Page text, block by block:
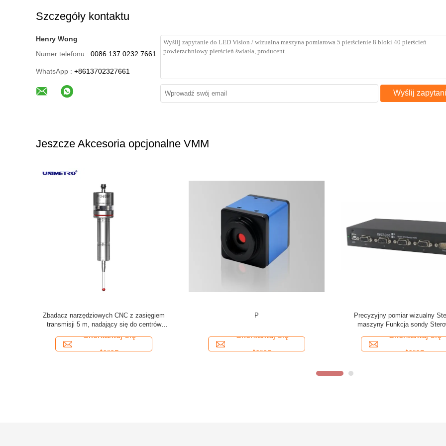
Szczegóły kontaktu
Henry Wong
Numer telefonu : 0086 137 0232 7661
WhatsApp : +8613702327661
Wyślij
Jeszcze Akcesoria opcjonalne VMM
Zbadacz narzędziowych CNC z zasięgiem
transmisji 5 m, nadający się do centrów
Skontaktuj się
teraz
P
Skontaktuj się
teraz
Precyzyjny pomiar wizualny
maszyny Funkcja sondy
Skontaktuj się
teraz